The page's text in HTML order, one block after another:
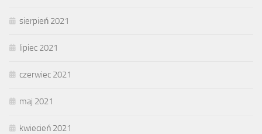
sierpień 2021
lipiec 2021
czerwiec 2021
maj 2021
kwiecień 2021